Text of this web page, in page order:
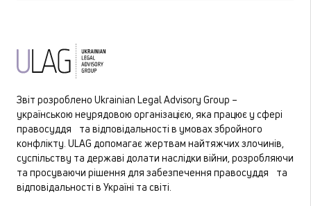
Звіт розроблено Ukrainian Legal Advisory Group –
українською неурядовою організацією, яка працює у сфері
правосуддя та відповідальності в умовах збройного
конфлікту. ULAG допомагає жертвам найтяжчих злочинів,
суспільству та державі долати наслідки війни, розробляючи
та просуваючи рішення для забезпечення правосуддя та
відповідальності в Україні та світі.